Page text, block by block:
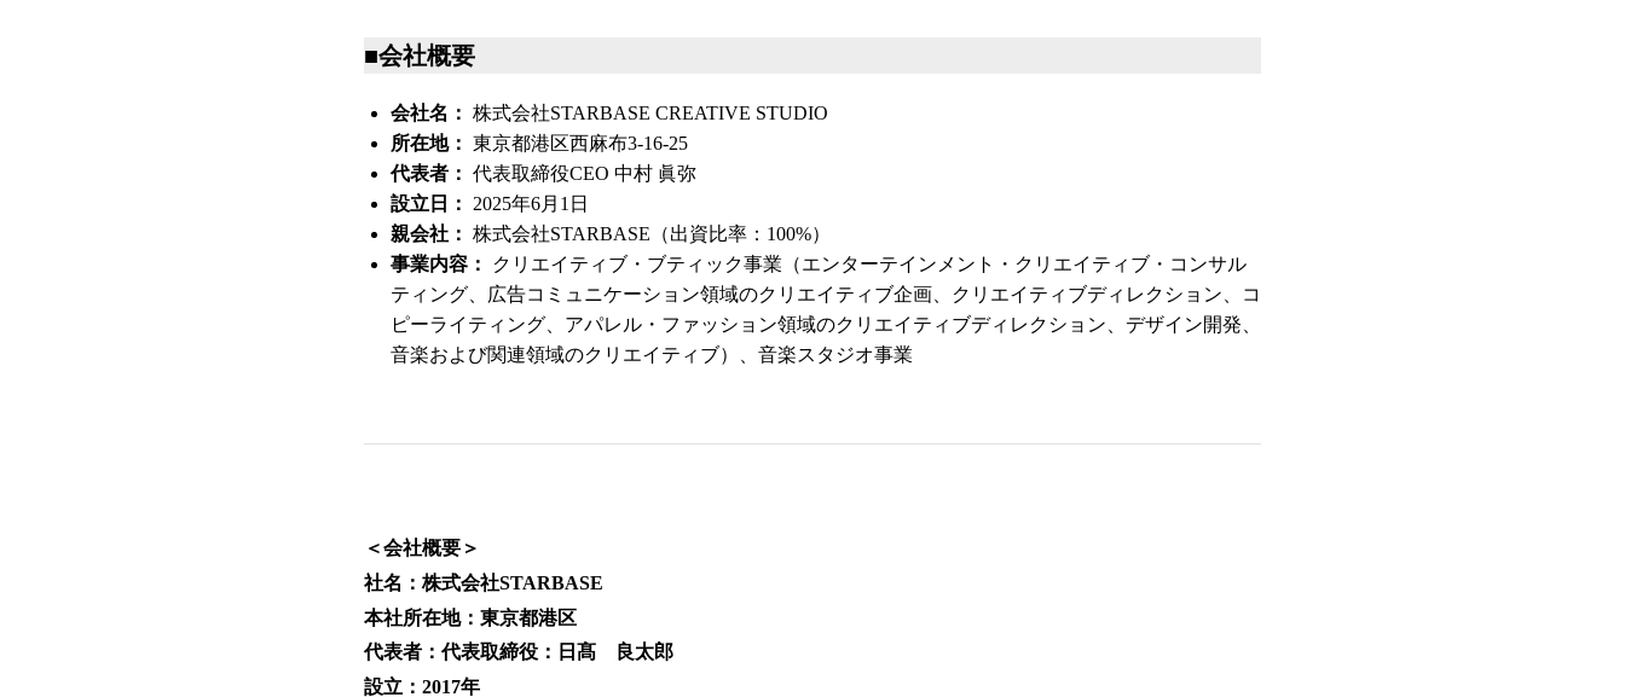
■会社概要
会社名： 株式会社STARBASE CREATIVE STUDIO
所在地： 東京都港区西麻布3-16-25
代表者： 代表取締役CEO 中村 眞弥
設立日：
2025年6月1日
親会社： 株式会社STARBASE（出資比率：100%）
事業内容：
クリエイティブ・ブティック事業（エンターテインメント・クリエイティブ・コンサル
ティング、広告コミュニケーション領域のクリエイティブ企画、クリエイティブディレクション、コ
ピーライティング、アパレル・ファッション領域のクリエイティブディレクション、デザイン開発、
音楽および関連領域のクリエイティブ）、音楽スタジオ事業
＜会社概要＞
社名：株式会社STARBASE
本社所在地：東京都港区
代表者：代表取締役：日髙 良太郎
設立：2017年